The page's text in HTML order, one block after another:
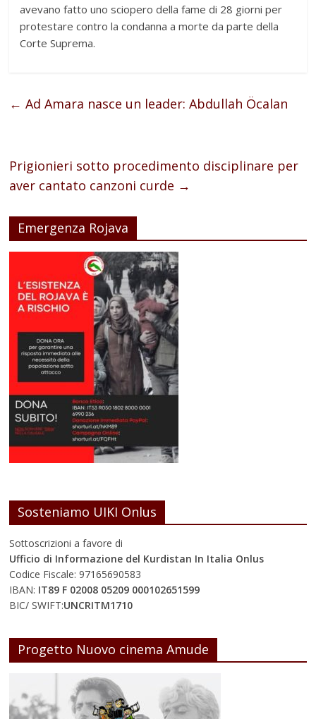
avevano fatto uno sciopero della fame di 28 giorni per
protestare contro la condanna a morte da parte della
Corte Suprema.
← Ad Amara nasce un leader: Abdullah Öcalan
Prigionieri sotto procedimento disciplinare per
aver cantato canzoni curde →
Emergenza Rojava
Sosteniamo UIKI Onlus
Sottoscrizioni a favore di
Ufficio di Informazione del Kurdistan In Italia Onlus
Codice Fiscale: 97165690583
IBAN: IT89 F 02008 05209 000102651599
BIC/ SWIFT:UNCRITM1710
Progetto Nuovo cinema Amude